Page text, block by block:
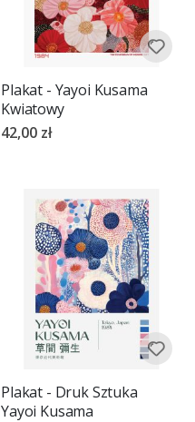
Plakat - Yayoi Kusama
Kwiatowy
42,00 zł
Plakat - Druk Sztuka
Yayoi Kusama